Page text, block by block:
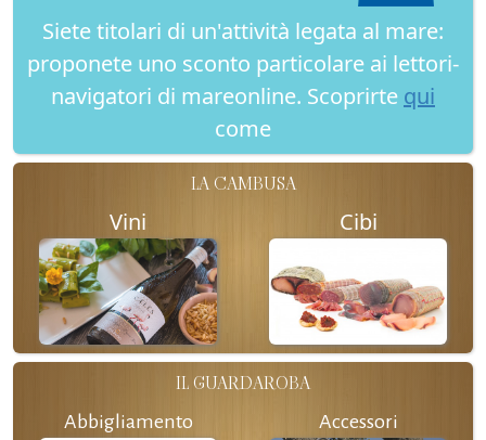
Siete titolari di un'attività legata al mare:
proponete uno sconto particolare ai lettori-
navigatori di mareonline. Scoprirte qui
come
LA CAMBUSA
Vini Cibi
IL GUARDAROBA
Abbigliamento Accessori